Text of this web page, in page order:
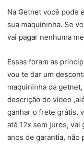
Na Getnet você pode
sua maquininha. Se
vai pagar nenhuma
Essas foram as
vou te dar um
maquininha da
descrição do vídeo
ganhar o frete grátis,
até 12x sem juros, vai
anos de garantia, não